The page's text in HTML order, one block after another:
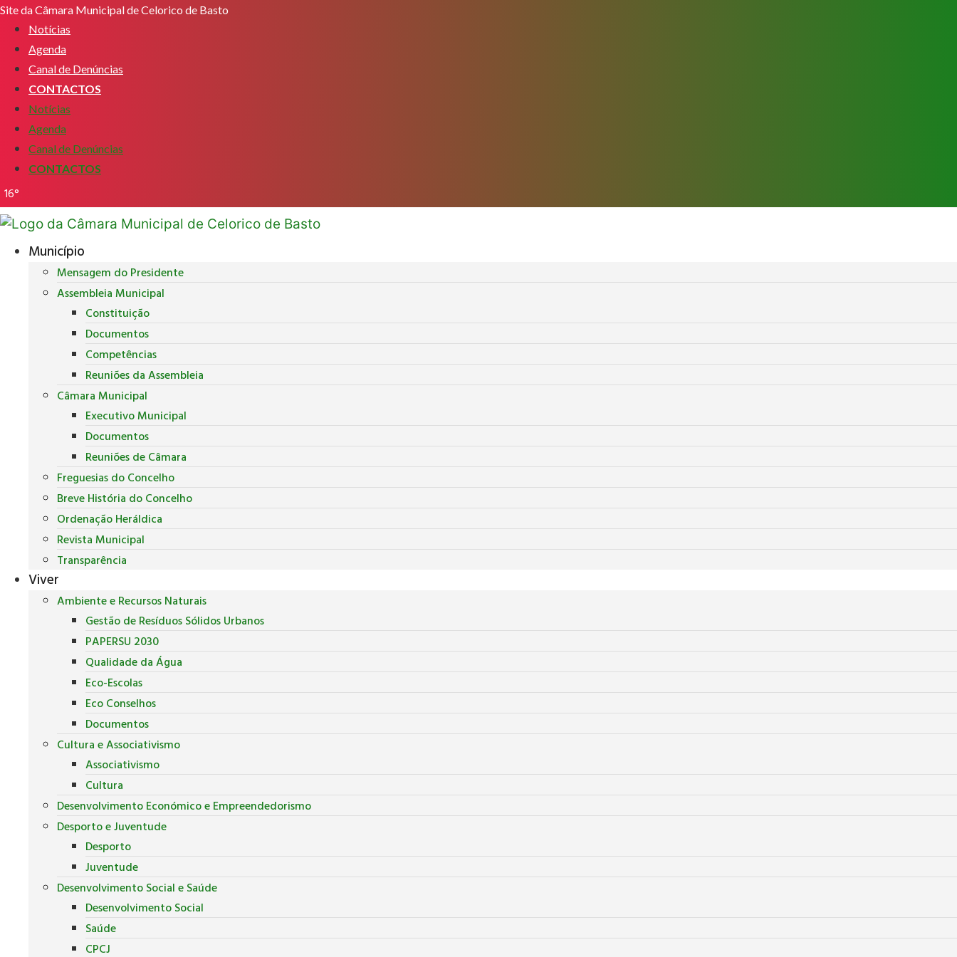
Pular
para
conteúdo
Site da Câmara Municipal de Celorico de Basto
Notícias
Agenda
Canal de Denúncias
CONTACTOS
Notícias
Agenda
Canal de Denúncias
CONTACTOS
16°
Município
Mensagem do Presidente
Assembleia Municipal
Constituição
Documentos
Competências
Reuniões da Assembleia
Câmara Municipal
Executivo Municipal
Documentos
Reuniões de Câmara
Freguesias do Concelho
Breve História do Concelho
Ordenação Heráldica
Revista Municipal
Transparência
Viver
Ambiente e Recursos Naturais
Gestão de Resíduos Sólidos Urbanos
PAPERSU 2030
Qualidade da Água
Eco-Escolas
Eco Conselhos
Documentos
Cultura e Associativismo
Associativismo
Cultura
Desenvolvimento Económico e Empreendedorismo
Desporto e Juventude
Desporto
Juventude
Desenvolvimento Social e Saúde
Desenvolvimento Social
Saúde
CPCJ